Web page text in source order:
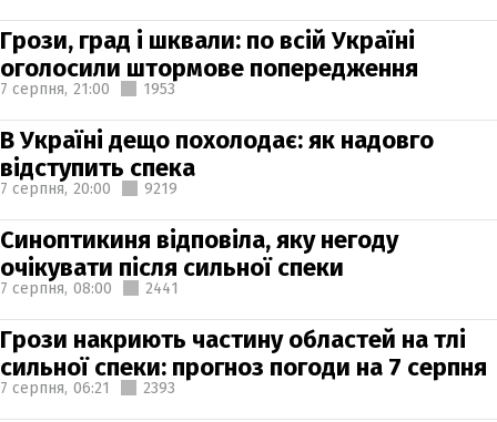
Грози, град і шквали: по всій Україні
оголосили штормове попередження
7 серпня, 21:00 1953
В Україні дещо похолодає: як надовго
відступить спека
7 серпня, 20:00 9219
Синоптикиня відповіла, яку негоду
очікувати після сильної спеки
7 серпня, 08:00 2441
Грози накриють частину областей на тлі
сильної спеки: прогноз погоди на 7 серпня
7 серпня, 06:21 2393